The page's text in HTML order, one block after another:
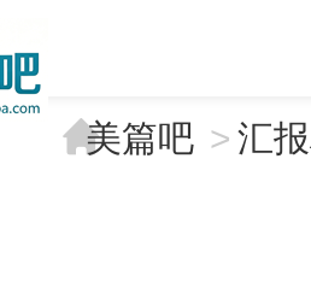
美篇吧 > 汇